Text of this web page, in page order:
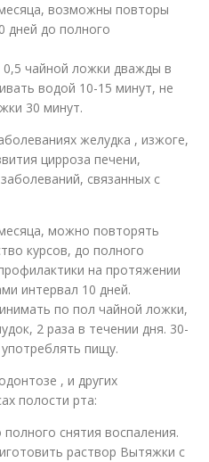
возможны повторы
дней до полного
чайной ложки дважды в
водой 10-15 минут, не
30 минут.
желудка , изжоге,
цирроза печени,
связанных с
можно повторять
курсов, до полного
на протяжении
интервал 10 дней.
по пол чайной ложки,
2 раза в течении дня. 30-
пищу.
, и других
полости рта:
снятия воспаления.
раствор Вытяжки с